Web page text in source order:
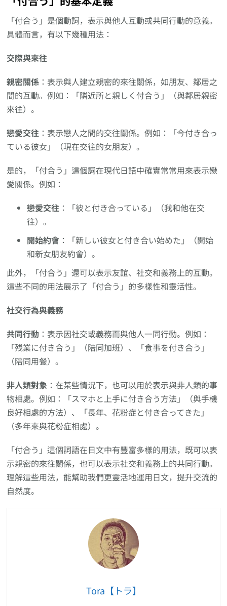
「付合う」是個動詞，表示與他人互動或共同行動的意義。
具體而言，有以下幾種用法：
交際與來往
親密關係 ：表示與人建立親密的來往關係，如朋友、鄰居之
間的互動。例如：「隣近所と親しく付合う」（與鄰居親密
來往）。
戀愛交往 ：表示戀人之間的交往關係。例如：「今付き合っ
ている彼女」（現在交往的女朋友）。
是的，「付合う」這個詞在現代日語中確實常常用來表示戀
愛關係。例如：
戀愛交往 ：「彼と付き合っている」（我和他在交
往）。
開始約會 ：「新しい彼女と付き合い始めた」（開始
和新女朋友約會）。
此外，「付合う」還可以表示友誼、社交和義務上的互動。
這些不同的用法展示了「付合う」的多樣性和靈活性。
社交行為與義務
共同行動 ：表示因社交或義務而與他人一同行動。例如：
「残業に付き合う」（陪同加班）、「食事を付き合う」
（陪同用餐）。
非人類對象 ：在某些情況下，也可以用於表示與非人類的事
物相處。例如：「スマホと上手に付き合う方法」（與手機
良好相處的方法）、「長年、花粉症と付き合ってきた」
（多年來與花粉症相處）。
「付合う」這個詞語在日文中有豐富多樣的用法，既可以表
示親密的來往關係，也可以表示社交和義務上的共同行動。
理解這些用法，能幫助我們更靈活地運用日文，提升交流的
自然度。
Tora【トラ】